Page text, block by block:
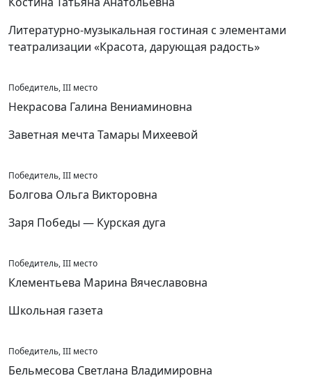
Литературно-музыкальная гостиная с элементами
театрализации «Красота, дарующая радость»
Победитель, III место
Некрасова Галина Вениаминовна
Заветная мечта Тамары Михеевой
Победитель, III место
Болгова Ольга Викторовна
Заря Победы — Курская дуга
Победитель, III место
Клементьева Марина Вячеславовна
Школьная газета
Победитель, III место
Бельмесова Светлана Владимировна